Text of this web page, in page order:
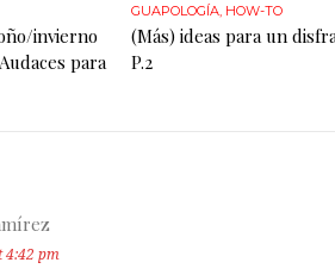
invierno
para
GUAPOLOGÍA, HOW-TO
(Más) ideas para un
P.2
4:42 pm